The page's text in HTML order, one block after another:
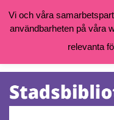
Vill du söka böcker, logga
goteborg.se/
Öppettider, katalog och
Tjänster
Vi och våra
användbarheten på våra
relevanta